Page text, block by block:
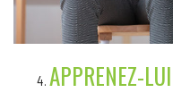
APPRENEZ-